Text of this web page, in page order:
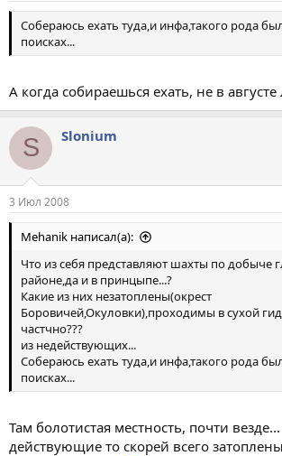
Собераюсь ехать туда,и инфа,такого рода
поисках...
А когда собираешься ехать, не в августе
S Slonium
3 Июл 2008
Mehanik написал(а):
Что из себя представляют шахты по добыче
районе,да и в принцыпе...?
Какие из них незатоплены(окрест
Боровичей,Окуловки),проходимы в сухой
частчно???
из недействующих...
Собераюсь ехать туда,и инфа,такого рода
поисках...
Там болотистая местность, почти
действующие то скорей всего